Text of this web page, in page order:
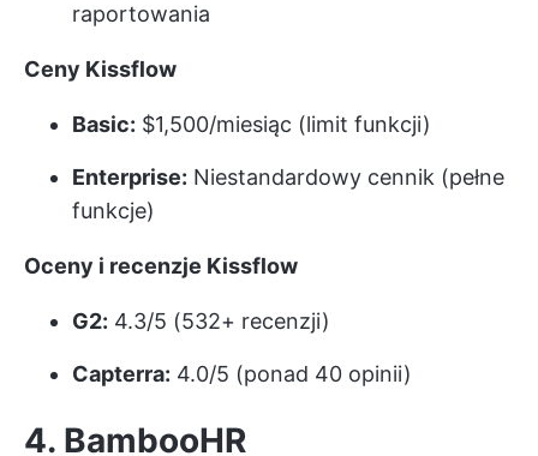
raportowania
Ceny Kissflow
Basic: $1,500/miesiąc (limit funkcji)
Enterprise: Niestandardowy cennik (pełne
funkcje)
Oceny i recenzje Kissflow
G2: 4.3/5 (532+ recenzji)
Capterra: 4.0/5 (ponad 40 opinii)
4. BambooHR